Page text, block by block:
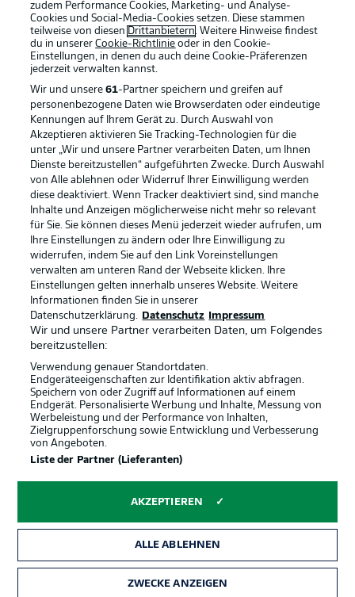
#BundesligaWIRKT
Common Ground
Mitfahrportal
BUNDESLIGA-GRUPPE
Sprachauswahl
Deutsch Anzeige Modus
Login
Football as it's meant to be
BUNDESLIGA APP
Offizielle Partner
zudem Performance Cookies, Marketing- und Analyse-
Cookies und Social-Media-Cookies setzen. Diese stammen
teilweise von diesen Drittanbietern. Weitere Hinweise findest
du in unsererCookie-Richtlinie oder in den Cookie-
Einstellungen, in denen du auch deine Cookie-Präferenzen
jederzeit verwalten kannst.
Wir und unsere61-Partner speichern und greifen auf
personenbezogene Daten wie Browserdaten oder eindeutige
Kennungen auf Ihrem Gerät zu. Durch Auswahl von
Akzeptieren aktivieren Sie Tracking-Technologien für die
unter „Wir und unsere Partner verarbeiten Daten, um Ihnen
Dienste bereitzustellen“ aufgeführten Zwecke. Durch Auswahl
von Alle ablehnen oder Widerruf Ihrer Einwilligung werden
diese deaktiviert. Wenn Tracker deaktiviert sind, sind manche
Inhalte und Anzeigen möglicherweise nicht mehr so relevant
für Sie. Sie können dieses Menü jederzeit wieder aufrufen, um
Ihre Einstellungen zu ändern oder Ihre Einwilligung zu
widerrufen, indem Sie auf den Link Voreinstellungen
verwalten am unteren Rand der Webseite klicken. Ihre
Einstellungen gelten innerhalb unseres Website. Weitere
Informationen finden Sie in unserer
Datenschutzerklärung.
Datenschutz Impressum
Wir und unsere Partner verarbeiten Daten, um Folgendes
bereitzustellen:
Verwendung genauer Standortdaten.
Endgeräteeigenschaften zur Identifikation aktiv abfragen.
Speichern von oder Zugriff auf Informationen auf einem
Endgerät. Personalisierte Werbung und Inhalte, Messung von
Werbeleistung und der Performance von Inhalten,
Zielgruppenforschung sowie Entwicklung und Verbesserung
von Angeboten.
Liste der Partner (Lieferanten)
AKZEPTIEREN
ALLE ABLEHNEN
ZWECKE ANZEIGEN